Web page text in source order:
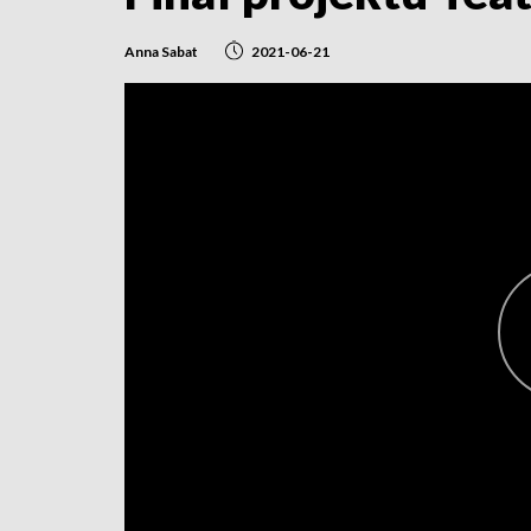
Anna Sabat 2021-06-21